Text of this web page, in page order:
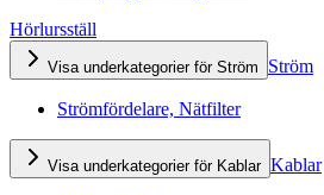
Hörlursställ
Visa underkategorier för Ström Ström
Strömfördelare, Nätfilter
Visa underkategorier för Kablar Kablar